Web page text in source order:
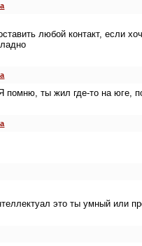
любой контакт, если
помню, ты жил где-то на юге,
это ты умный или